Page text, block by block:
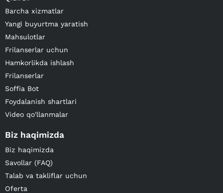
Barcha xizmatlar
Yangi buyurtma yaratish
Mahsulotlar
Frilanserlar uchun
Hamkorlikda ishlash
Frilanserlar
Soffia Bot
Foydalanish shartlari
Video qo'llanmalar
Biz haqimizda
Biz haqimizda
Savollar (FAQ)
Talab va takliflar uchun
Oferta